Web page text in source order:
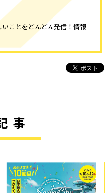
ことをどんどん発信！情報
事